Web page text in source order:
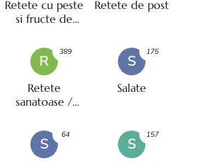
Retete cu peste
si fructe de
Retete de post
R
Retete
sanatoase /
389
S
Salate
175
S
64
S
157